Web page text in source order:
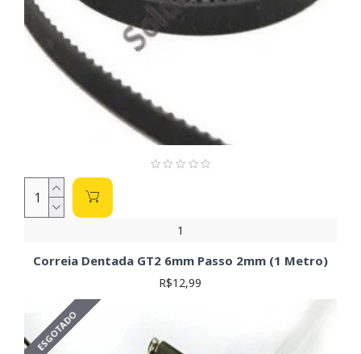
1
Correia Dentada GT2 6mm Passo 2mm (1 Metro)
R$12,99
ESGOTADO